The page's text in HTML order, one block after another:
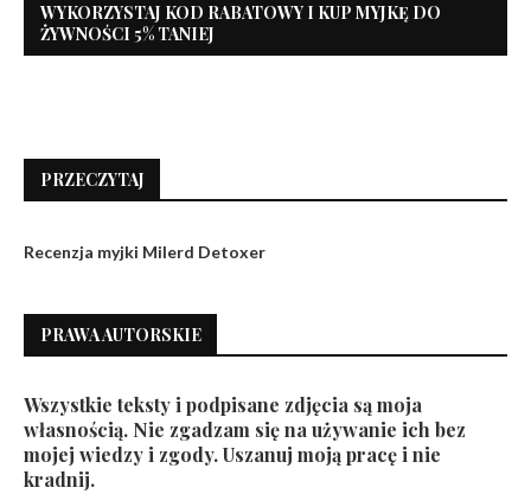
WYKORZYSTAJ KOD RABATOWY I KUP MYJKĘ DO
ŻYWNOŚCI 5% TANIEJ
PRZECZYTAJ
Recenzja myjki Milerd Detoxer
PRAWA AUTORSKIE
Wszystkie teksty i podpisane zdjęcia są moja
własnością. Nie zgadzam się na używanie ich bez
mojej wiedzy i zgody. Uszanuj moją pracę i nie
kradnij.